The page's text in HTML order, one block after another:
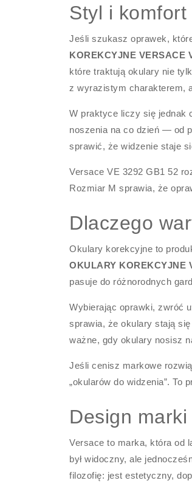
Styl i
Jeśli szukasz oprawek,
KOREKCYJNE VERSACE
które traktują okulary nie
z wyrazistym charakterem,
W praktyce liczy się jednak
noszenia na co dzień — od
sprawić, że widzenie staje
Versace VE 3292 GB1 52
Rozmiar M sprawia, że
Dlaczego
Okulary korekcyjne to
OKULARY KOREKCYJNE
pasuje do różnorodnych
Wybierając oprawki, zwróć
sprawia, że okulary stają
ważne, gdy okulary nosisz
Jeśli cenisz markowe
„okularów do widzenia”.
Design
Versace to marka, która od
był widoczny, ale
filozofię: jest estetyczny,